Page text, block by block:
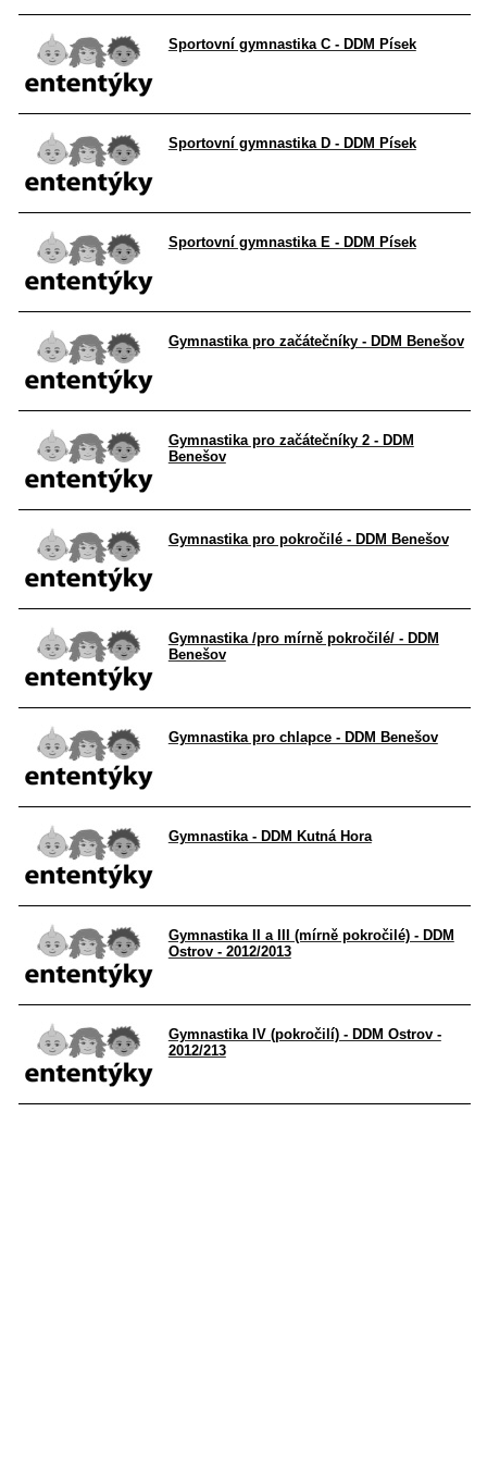
Sportovní gymnastika C - DDM Písek
Sportovní gymnastika D - DDM Písek
Sportovní gymnastika E - DDM Písek
Gymnastika pro začátečníky - DDM Benešov
Gymnastika pro začátečníky 2 - DDM
Benešov
Gymnastika pro pokročilé - DDM Benešov
Gymnastika /pro mírně pokročilé/ - DDM
Benešov
Gymnastika pro chlapce - DDM Benešov
Gymnastika - DDM Kutná Hora
Gymnastika II a III (mírně pokročilé) - DDM
Ostrov - 2012/2013
Gymnastika IV (pokročilí) - DDM Ostrov -
2012/213